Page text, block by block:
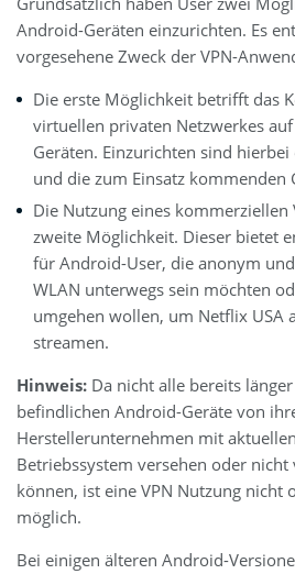
Android-Geräten einzurichten. Es
vorgesehene Zweck der VPN-
Die erste Möglichkeit betrifft das
virtuellen privaten Netzwerkes
Geräten. Einzurichten sind hierbei
und die zum Einsatz kommenden
Die Nutzung eines kommerziellen
zweite Möglichkeit. Dieser bietet
für Android-User, die anonym
WLAN unterwegs sein möchten
umgehen wollen, um Netflix USA
streamen.
Hinweis: Da nicht alle bereits
befindlichen Android-Geräte von
Herstellerunternehmen mit
Betriebssystem versehen oder
können, ist eine VPN Nutzung nicht
möglich.
Bei einigen älteren Android-